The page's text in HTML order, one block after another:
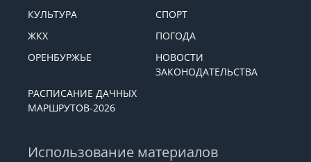
КУЛЬТУРА
СПОРТ
ЖКХ
ПОГОДА
ОРЕНБУРЖЬЕ
НОВОСТИ
ЗАКОНОДАТЕЛЬСТВА
РАСПИСАНИЕ ДАЧНЫХ
МАРШРУТОВ-2026
Использование материалов